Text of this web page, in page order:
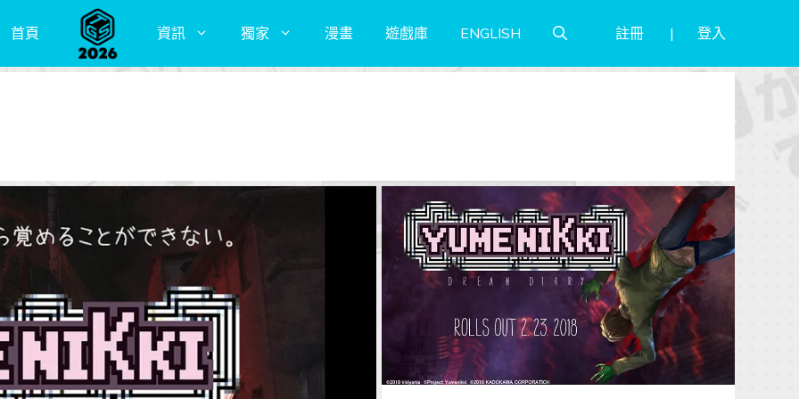
首頁 資訊 獨家 漫畫 遊戲庫 ENGLISH 註冊 登入